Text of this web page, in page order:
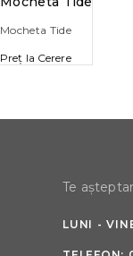
Mocheta Tide
Preț la Cerere
Te
LUNI -